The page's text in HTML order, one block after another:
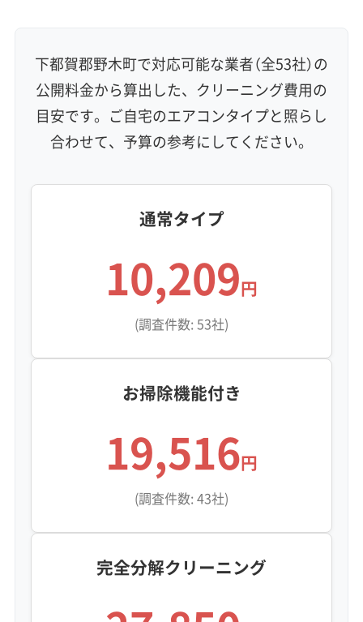
下都賀郡野木町で対応可能な業者（全53社）の
公開料金から算出した、クリーニング費用の
目安です。ご自宅のエアコンタイプと照らし
合わせて、予算の参考にしてください。
通常タイプ
10,209円
(調査件数: 53社)
お掃除機能付き
19,516円
(調査件数: 43社)
完全分解クリーニング